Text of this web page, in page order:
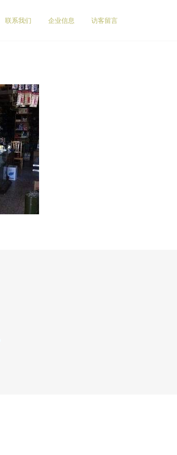
联系我们 企业信息 访客留言